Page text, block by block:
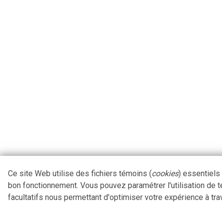
Ce site Web utilise des fichiers témoins (cookies) essentiels
bon fonctionnement. Vous pouvez paramétrer l'utilisation de
facultatifs nous permettant d'optimiser votre expérience à